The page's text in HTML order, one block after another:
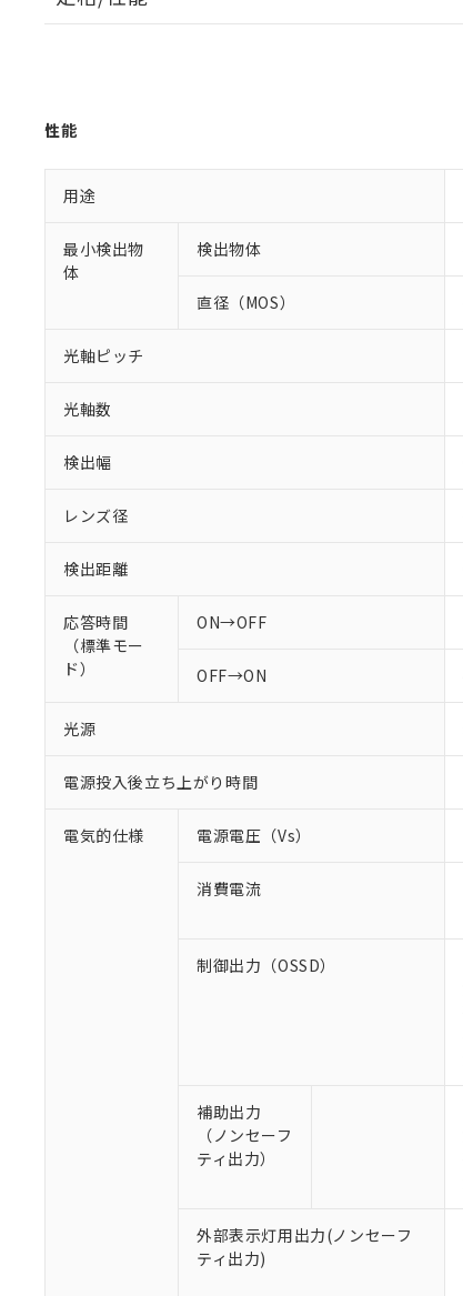
性能
用途
最小検出物
体
検出物体
直径（MOS）
光軸ピッチ
光軸数
検出幅
レンズ径
検出距離
応答時間
（標準モー
ド）
ON→OFF
OFF→ON
光源
電源投入後立ち上がり時間
電気的仕様 電源電圧（Vs）
消費電流
制御出力（OSSD）
補助出力
（ノンセーフ
ティ出力）
外部表示灯用出力(ノンセーフ
ティ出力)
ご利用
※1 対応状
対応済み
対応予定：
対応予定な
調査・確認